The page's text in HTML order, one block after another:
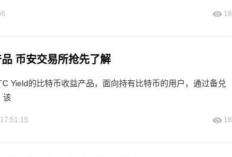
18
币安交易所抢先了解
Yield的比特币收益产品，面向持有比特币的用户，通过备兑
该
18